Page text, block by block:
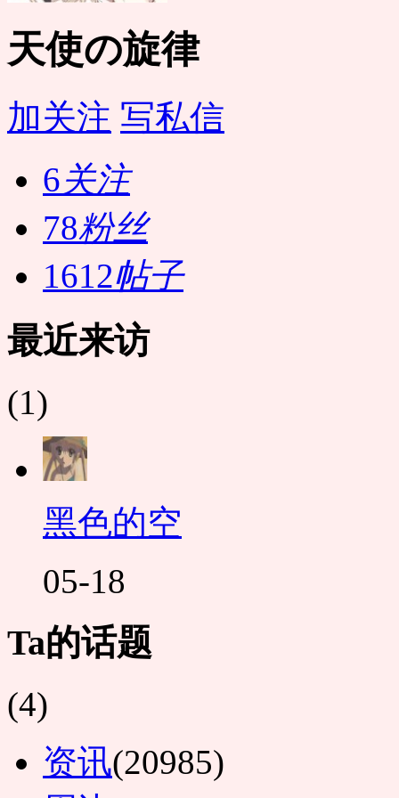
天使の旋律
加关注 写私信
6关注
78粉丝
1612帖子
最近来访
(1)
黑色的空
05-18
Ta的话题
(4)
资讯(20985)